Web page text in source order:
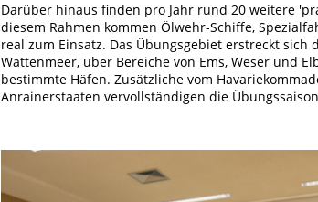
Darüber hinaus finden pro Jahr rund 20 weitere
diesem Rahmen kommen Ölwehr-Schiffe,
real zum Einsatz. Das Übungsgebiet erstreckt
Wattenmeer, über Bereiche von Ems, Weser und
bestimmte Häfen. Zusätzliche vom
Anrainerstaaten vervollständigen die